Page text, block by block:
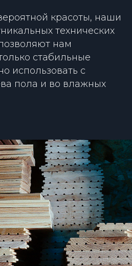
красоты, наши
технических
нам
стабильные
использовать с
пола и во влажных